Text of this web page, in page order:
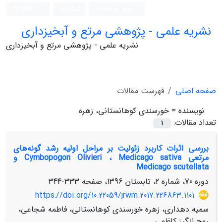
نشریه علمی - پژوهشی مرتع و آبخیزداری
نشریه علمی - پژوهشی مرتع و آبخیزداری
صفحه اصلی
فهرست مقالات
نویسنده = خورسندی کوهانستانی، زهره
تعداد مقالات:
1
بررسی اثرات کاربرد زئولیت بر مراحل اولیه رشد گونه‌های
مرتعی Cymbopogon Olivieri ، Medicago sativa و
Medicago scutellata
دوره 70، شماره 2، تابستان 1396، صفحه
333-344
https://doi.org/10.22059/jrwm.2017.226863.1101
سمیه دهداری، زهره خورسندی کوهانستانی، فاطمه شجاعی،